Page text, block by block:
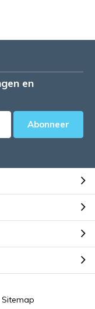
en
Abonneer
Sitemap